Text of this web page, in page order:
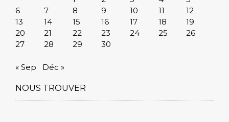
6
7 8 9 10 11
12
13
14 15 16 17 18
19
20
21 22 23 24 25
26
27
28 29 30
« Sep Déc »
NOUS TROUVER